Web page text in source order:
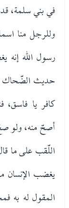
في بني سلمة،
وللرجل منا
رسول الله إنه
حديث الضّحاك
كافر يا فاسق،
أصحّ منه، ولو
اللّقب على ما
يغضب الإنسان
المقول له به